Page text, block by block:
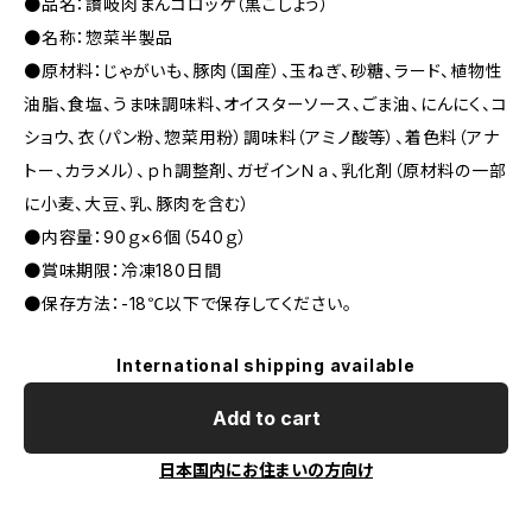
●品名：讃岐肉まんコロッケ（黒こしょう）
●名称：惣菜半製品
●原材料：じゃがいも、豚肉（国産）、玉ねぎ、砂糖、ラード、植物性
油脂、食塩、うま味調味料、オイスターソース、ごま油、にんにく、コ
ショウ、衣（パン粉、惣菜用粉）調味料（アミノ酸等）、着色料（アナ
トー、カラメル）、ｐｈ調整剤、ガゼインＮａ、乳化剤（原材料の一部
に小麦、大豆、乳、豚肉を含む）
●内容量：90ｇ×6個（540ｇ）
●賞味期限：冷凍180日間
●保存方法：-18℃以下で保存してください。
International shipping available
Add to cart
日本国内にお住まいの方向け